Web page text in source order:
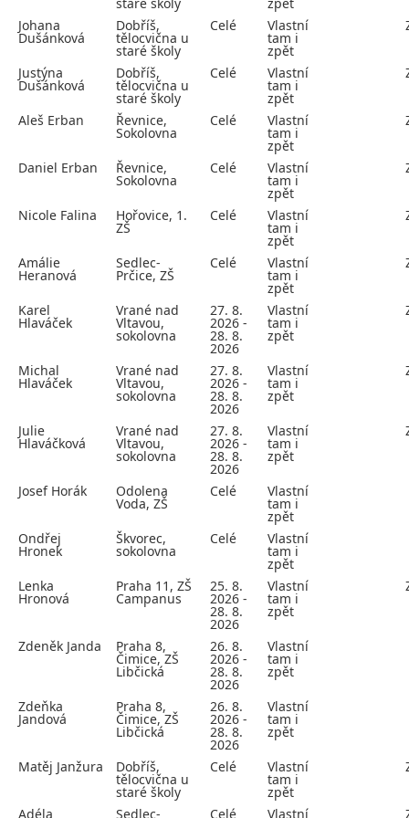
Johana
Dušánková
Dobříš,
tělocvična u
staré školy
Celé Vlastní
tam i
zpět
Justýna
Dušánková
Dobříš,
tělocvična u
staré školy
Celé Vlastní
tam i
zpět
Aleš Erban Řevnice,
Sokolovna
Celé Vlastní
tam i
zpět
Daniel Erban Řevnice,
Sokolovna
Celé Vlastní
tam i
zpět
Nicole Falina Hořovice, 1.
ZŠ
Celé Vlastní
tam i
zpět
Amálie
Heranová
Sedlec-
Prčice, ZŠ
Celé Vlastní
tam i
zpět
Karel
Hlaváček
Vrané nad
Vltavou,
sokolovna
27. 8.
2026 -
28. 8.
2026
Vlastní
tam i
zpět
Michal
Hlaváček
Vrané nad
Vltavou,
sokolovna
27. 8.
2026 -
28. 8.
2026
Vlastní
tam i
zpět
Julie
Hlaváčková
Vrané nad
Vltavou,
sokolovna
27. 8.
2026 -
28. 8.
2026
Vlastní
tam i
zpět
Josef Horák Odolena
Voda, ZŠ
Celé Vlastní
tam i
zpět
Ondřej
Hronek
Škvorec,
sokolovna
Celé Vlastní
tam i
zpět
Lenka
Hronová
Praha 11, ZŠ
Campanus
25. 8.
2026 -
28. 8.
2026
Vlastní
tam i
zpět
Zdeněk Janda Praha 8,
Čimice, ZŠ
Libčická
26. 8.
2026 -
28. 8.
2026
Vlastní
tam i
zpět
Zdeňka
Jandová
Praha 8,
Čimice, ZŠ
Libčická
26. 8.
2026 -
28. 8.
2026
Vlastní
tam i
zpět
Matěj Janžura
Dobříš,
tělocvična u
staré školy
Celé Vlastní
tam i
zpět
Adéla Sedlec- Celé Vlastní